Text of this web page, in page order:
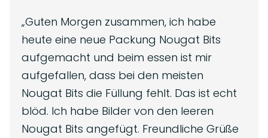
„Guten Morgen zusammen, ich habe
heute eine neue Packung Nougat Bits
aufgemacht und beim essen ist mir
aufgefallen, dass bei den meisten
Nougat Bits die Füllung fehlt. Das ist echt
blöd. Ich habe Bilder von den leeren
Nougat Bits angefügt. Freundliche Grüße